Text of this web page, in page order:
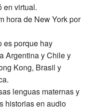
en virtual.
hora de New York por
es porque hay
Argentina y Chile y
Kong, Brasil y
lenguas maternas y
historias en audio